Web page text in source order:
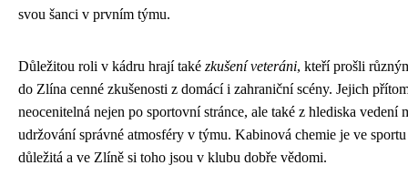
svou šanci v prvním týmu.
Důležitou roli v kádru hrají také zkušení veteráni, kteří prošli
do Zlína cenné zkušenosti z domácí i zahraniční scény. Jejich
neocenitelná nejen po sportovní stránce, ale také z hlediska vedení
udržování správné atmosféry v týmu. Kabinová chemie je ve
důležitá a ve Zlíně si toho jsou v klubu dobře vědomi.